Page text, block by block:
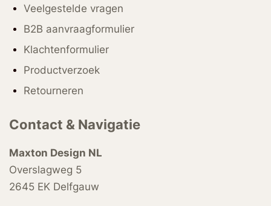
Veelgestelde vragen
B2B aanvraagformulier
Klachtenformulier
Productverzoek
Retourneren
Contact & Navigatie
Maxton Design NL
Overslagweg 5
2645 EK Delfgauw